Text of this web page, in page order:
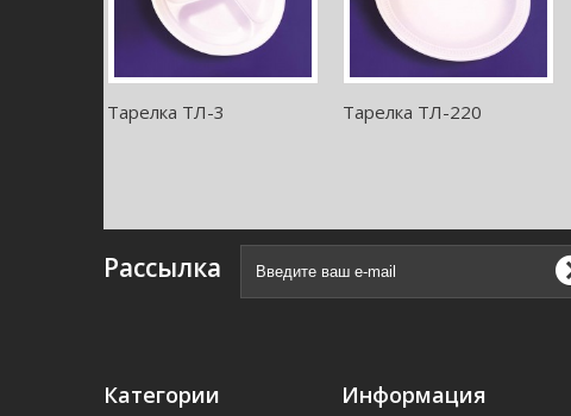
Тарелка ТЛ-3 Тарелка ТЛ-220
Рассылка
Категории Информация